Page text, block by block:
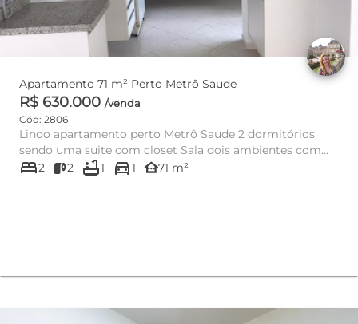
Apartamento 71 m² Perto Metrô Saude
R$ 630.000 /venda
Cód: 2806
Lindo apartamento perto Metrô Saude 2 dormitórios
sendo uma suite com closet Sala dois ambientes com
varanda Cozin...
bed2 2 bathtub1 directions_car1 other_houses71 m²